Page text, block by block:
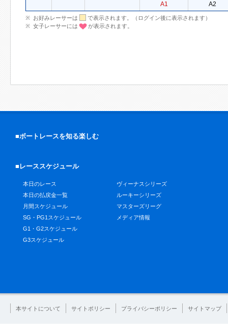
A1 A2
お好みレーサーは
で表示されます。（ログイン後に表示されます）
女子レーサーには
が表示されます。
■ボートレースを知る楽しむ
■レーススケジュール
本日のレース
本日の払戻金一覧
月間スケジュール
SG・PG1スケジュール
G1・G2スケジュール
G3スケジュール
ヴィーナスシリーズ
ルーキーシリーズ
マスターズリーグ
メディア情報
本サイトについて サイトポリシー プライバシーポリシー サイトマップ